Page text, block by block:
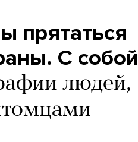
прятаться
С собой
людей,